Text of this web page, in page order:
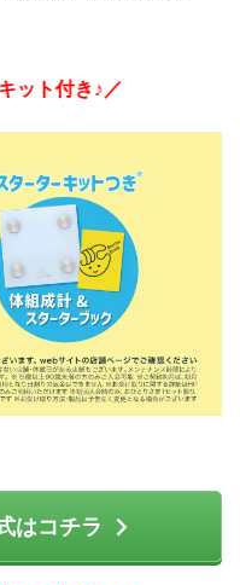
ット付き♪／
はコチラ